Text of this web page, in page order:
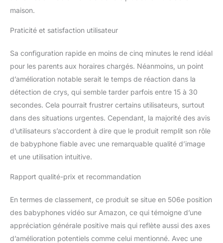
passez du Wi-Fi à une
1024 et AES-128)
enregistrements sont
stockés en toute sécurité
sur une carte SD (non
votre expérience produit,
nous vous
recommandons de le
mettre à jour
régulièrement avec le
dernier micrologiciel via
maison.
Praticité et satisfaction utilisateur
Sa configuration rapide en moins de cinq minutes le rend idéal
pour les parents aux horaires chargés. Néanmoins, un point
d’amélioration notable serait le temps de réaction dans la
détection de crys, qui semble tarder parfois entre 15 à 30
secondes. Cela pourrait frustrer certains utilisateurs, surtout
dans des situations urgentes. Cependant, la majorité des avis
d’utilisateurs s’accordent à dire que le produit remplit son rôle
de babyphone fiable avec une remarquable qualité d’image
et une utilisation intuitive.
Rapport qualité-prix et recommandation
En termes de classement, ce produit se situe en 506e position
des babyphones vidéo sur Amazon, ce qui témoigne d’une
appréciation générale positive mais qui reflète aussi des axes
d’amélioration potentiels comme celui mentionné. Avec une